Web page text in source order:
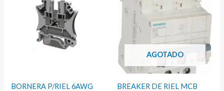
BORNERA P/RIEL 6AWG
AGOTADO
BREAKER DE RIEL MCB